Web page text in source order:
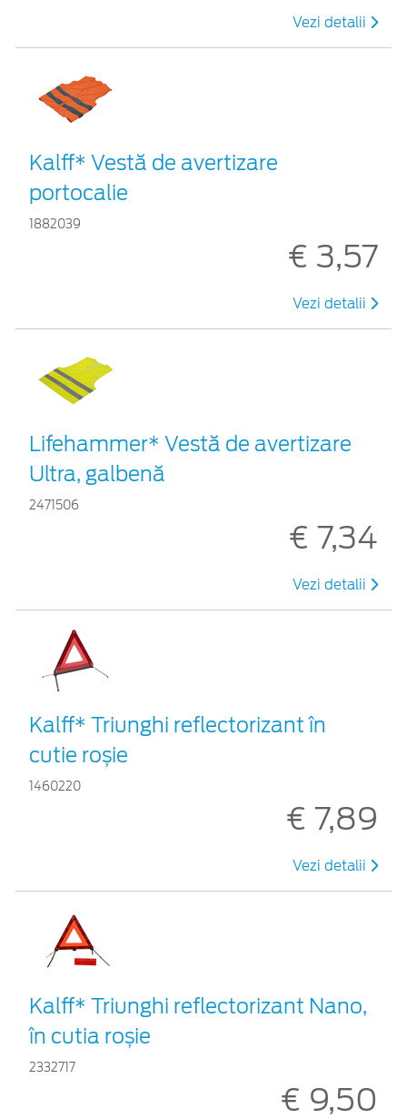
Vezi detalii
Kalff* Vestă de avertizare
portocalie
1882039
€ 3,57
Vezi detalii
Lifehammer* Vestă de avertizare
Ultra, galbenă
2471506
€ 7,34
Vezi detalii
Kalff* Triunghi reflectorizant în
cutie roșie
1460220
€ 7,89
Vezi detalii
Kalff* Triunghi reflectorizant Nano,
în cutia roșie
2332717
€ 9,50